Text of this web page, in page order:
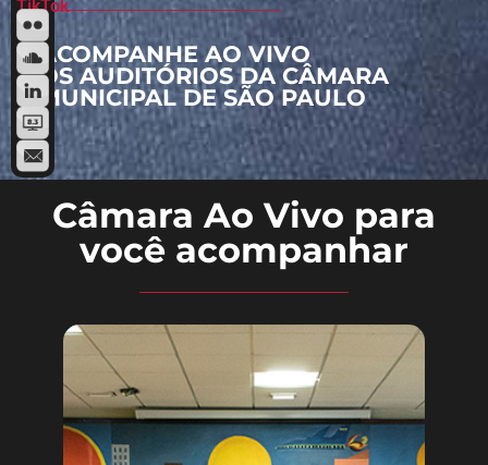
ACOMPANHE AO VIVO
OS AUDITÓRIOS DA CÂMARA
MUNICIPAL DE SÃO PAULO
Câmara Ao Vivo para
você acompanhar